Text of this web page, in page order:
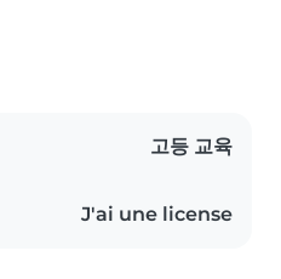
고등 교육
J'ai une license